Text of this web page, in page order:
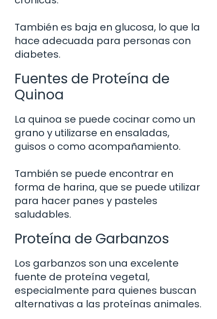
También es baja en glucosa, lo que la
hace adecuada para personas con
diabetes.
Fuentes de Proteína de
Quinoa
La quinoa se puede cocinar como un
grano y utilizarse en ensaladas,
guisos o como acompañamiento.
También se puede encontrar en
forma de harina, que se puede utilizar
para hacer panes y pasteles
saludables.
Proteína de Garbanzos
Los garbanzos son una excelente
fuente de proteína vegetal,
especialmente para quienes buscan
alternativas a las proteínas animales.